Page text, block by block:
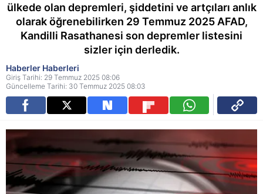
ülkede olan depremleri, şiddetini ve artçıları anlık
olarak öğrenebilirken 29 Temmuz 2025 AFAD,
Kandilli Rasathanesi son depremler listesini
sizler için derledik.
Haberler Haberleri
Giriş Tarihi: 29 Temmuz 2025 08:06
Güncelleme Tarihi: 30 Temmuz 2025 08:03